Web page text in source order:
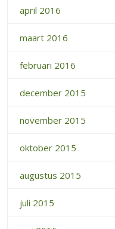
april 2016
maart 2016
februari 2016
december 2015
november 2015
oktober 2015
augustus 2015
juli 2015